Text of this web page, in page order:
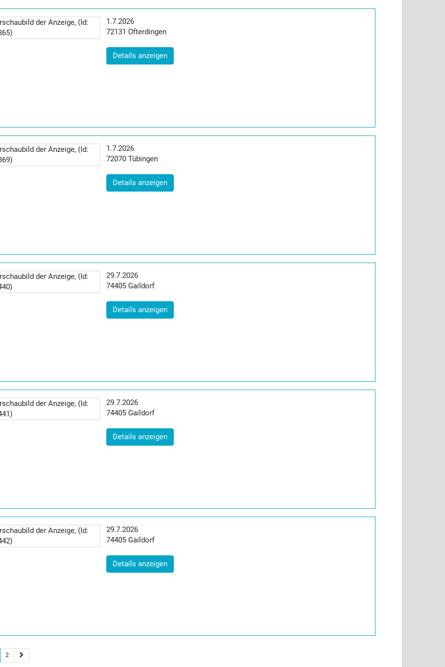
Erscheinungsdatum:
1.7.2026
Postleitzahl:
72131 Ort:
Ofterdingen
Details anzeigen(ID: 2056865)
Erscheinungsdatum:
1.7.2026
Postleitzahl:
72070 Ort:
Tübingen
Details anzeigen(ID: 2056869)
Erscheinungsdatum:
29.7.2026
Postleitzahl:
74405 Ort:
Gaildorf
Details anzeigen(ID: 2063440)
Erscheinungsdatum:
29.7.2026
Postleitzahl:
74405 Ort:
Gaildorf
Details anzeigen(ID: 2063441)
Erscheinungsdatum:
29.7.2026
Postleitzahl:
74405 Ort:
Gaildorf
Details anzeigen(ID: 2063442)
2